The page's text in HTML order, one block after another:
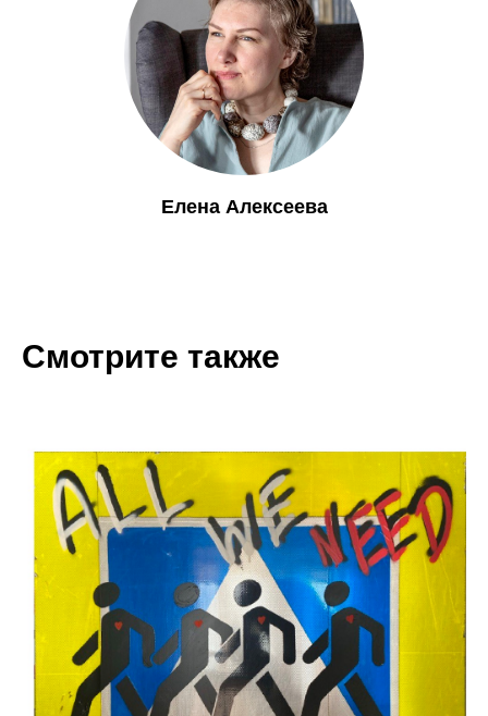
Елена Алексеева
Смотрите также